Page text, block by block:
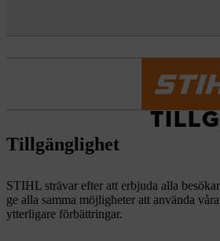
Tillgänglighet
STIHL strävar efter att erbjuda alla
ge alla samma möjligheter att använda
ytterligare förbättringar.